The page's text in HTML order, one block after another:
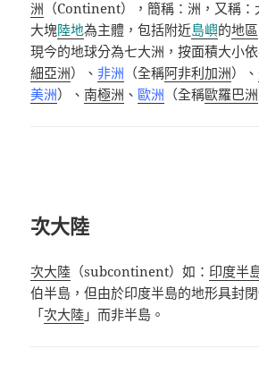
洲 （Continent），簡稱：洲，又稱
大塊陸地為主體，包括附近島嶼的地區
現今的地球分為七大洲，按面積大小
細亞洲）、非洲 （全稱阿非利加洲）、
美洲）、 南極洲 、歐洲 （全稱歐羅巴洲
次大陸
次大陸 （subcontinent）如： 印度半
伯半島，但由於印度半島的地形具封
「次大陸 」而非半島。